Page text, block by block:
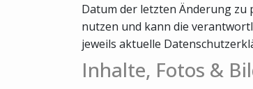
Datum der letzten Änderung
nutzen und kann die
jeweils aktuelle
Inhalte, Fotos &